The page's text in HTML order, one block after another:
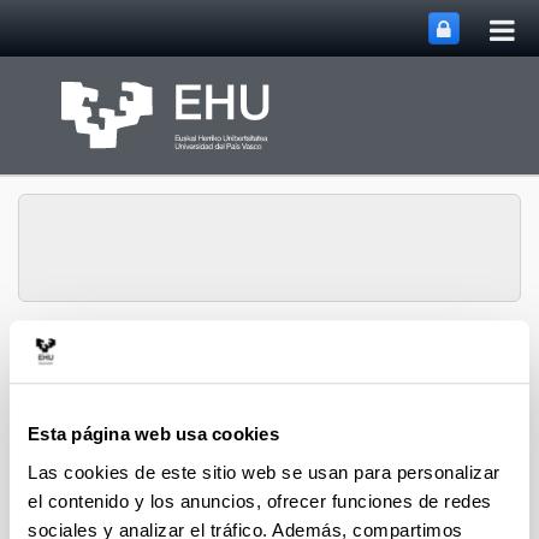
Esta página web usa cookies
Las cookies de este sitio web se usan para personalizar
el contenido y los anuncios, ofrecer funciones de redes
sociales y analizar el tráfico. Además, compartimos
Investigación y
Instituto de Investigación y